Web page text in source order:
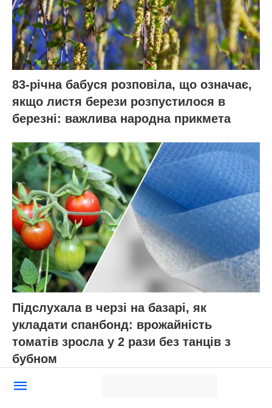
83-річна бабуся розповіла, що означає,
якщо листя берези розпустилося в
березні: важлива народна прикмета
Підслухала в черзі на базарі, як
укладати спанбонд: врожайність
томатів зросла у 2 рази без танців з
бубном